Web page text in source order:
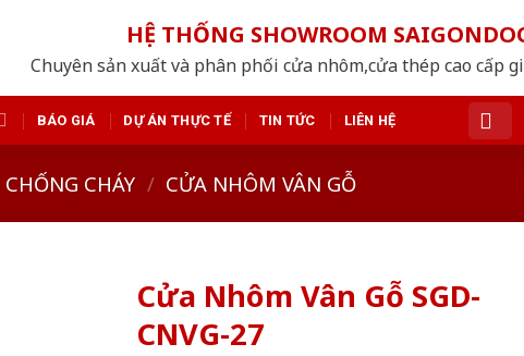
HỆ THỐNG SHOWROOM
Chuyên sản xuất và phân phối cửa nhôm,cửa thép cao cấp
BÁO GIÁ DỰ ÁN THỰC TẾ TIN TỨC LIÊN HỆ
CHÁY / CỬA NHÔM VÂN GỖ
Cửa Nhôm Vân Gỗ SGD-
CNVG-27